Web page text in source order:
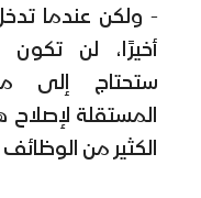
- ولكن عندما
أخيرًا، لن تكون
ستحتاج إلى
المستقلة
الكثير من الوظائف